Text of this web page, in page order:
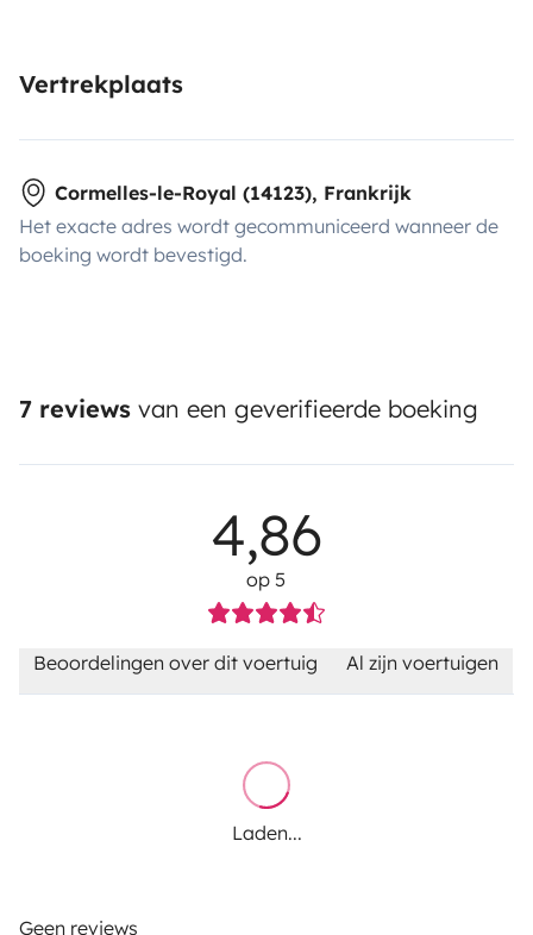
Vertrekplaats
Cormelles-le-Royal (14123), Frankrijk
Het exacte adres wordt gecommuniceerd wanneer de
boeking wordt bevestigd.
7 reviews van een geverifieerde boeking
4,86
op 5
Beoordelingen over dit voertuig Al zijn voertuigen
Laden...
Geen reviews